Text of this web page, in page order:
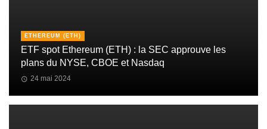
ETHEREUM (ETH)
ETF spot Ethereum (ETH) : la SEC approuve les
plans du NYSE, CBOE et Nasdaq
24 mai 2024